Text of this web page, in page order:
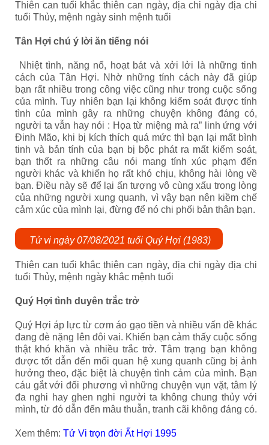
Thiên can tuổi khắc thiên can ngày, địa chi ngày địa chi
tuổi Thủy, mệnh ngày sinh mệnh tuổi
Tân Hợi chú ý lời ăn tiếng nói
Nhiệt tình, năng nổ, hoạt bát và xởi lởi là những tinh
cách của Tân Hợi. Nhờ những tính cách này đã giúp
bạn rất nhiều trong công việc cũng như trong cuộc sống
của mình. Tuy nhiên bạn lại không kiểm soát được tính
tình của mình gây ra những chuyện không đáng có,
người ta vẫn hay nói : Họa từ miệng mà ra” linh ứng với
Đinh Mão, khi bị kích thích quá mức thì bạn lại mất bình
tinh và bản tính của bạn bị bộc phát ra mất kiểm soát,
bạn thốt ra những câu nói mang tính xúc phạm đến
người khác và khiến họ rất khó chịu, không hài lòng về
bạn. Điều này sẽ để lại ấn tượng vô cùng xấu trong lòng
của những người xung quanh, vì vậy bạn nên kiềm chế
cảm xúc của mình lại, đừng để nó chi phối bản thân bạn.
Tử vi ngày 07/08/2021 tuổi Quý Hợi (1983)
Thiên can tuổi khắc thiên can ngày, địa chi ngày địa chi
tuổi Thủy, mệnh ngày khắc mệnh tuổi
Quý Hợi tình duyên trắc trở
Quý Hợi áp lực từ cơm áo gạo tiền và nhiều vấn đề khác
đang đè nặng lên đôi vai. Khiến bạn cảm thấy cuộc sống
thật khó khăn và nhiều trắc trở. Tâm trạng bạn không
được tốt dẫn đến mối quan hệ xung quanh cũng bị ảnh
hưởng theo, đặc biệt là chuyện tình cảm của mình. Bạn
cáu gắt với đối phương vì những chuyện vụn vặt, tâm lý
đa nghi hay ghen nghi người ta không chung thủy với
mình, từ đó dẫn đến mâu thuẫn, tranh cãi không đáng có.
Xem thêm: Tử Vi trọn đời Ất Hợi 1995